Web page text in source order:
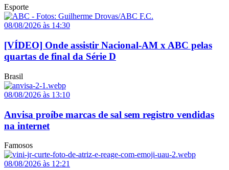
Esporte
08/08/2026 às 14:30
[VÍDEO] Onde assistir Nacional-AM x ABC pelas
quartas de final da Série D
Brasil
08/08/2026 às 13:10
Anvisa proíbe marcas de sal sem registro vendidas
na internet
Famosos
08/08/2026 às 12:21